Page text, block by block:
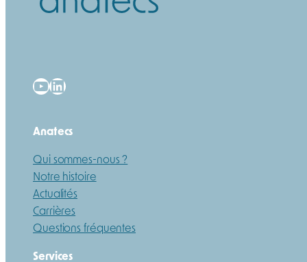
YouTube
LinkedIn
Anatecs
Qui sommes-nous ?
Notre histoire
Actualités
Carrières
Questions fréquentes
Services